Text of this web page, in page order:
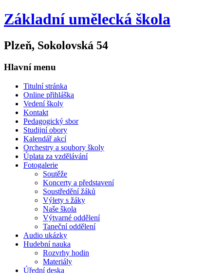
Základní umělecká škola
Plzeň, Sokolovská 54
Hlavní menu
Titulní stránka
Online přihláška
Vedení školy
Kontakt
Pedagogický sbor
Studijní obory
Kalendář akcí
Orchestry a soubory školy
Úplata za vzdělávání
Fotogalerie
Soutěže
Koncerty a představení
Soustředění žáků
Výlety s žáky
Naše škola
Výtvarné oddělení
Taneční oddělení
Audio ukázky
Hudební nauka
Rozvrhy hodin
Materiály
Úřední deska